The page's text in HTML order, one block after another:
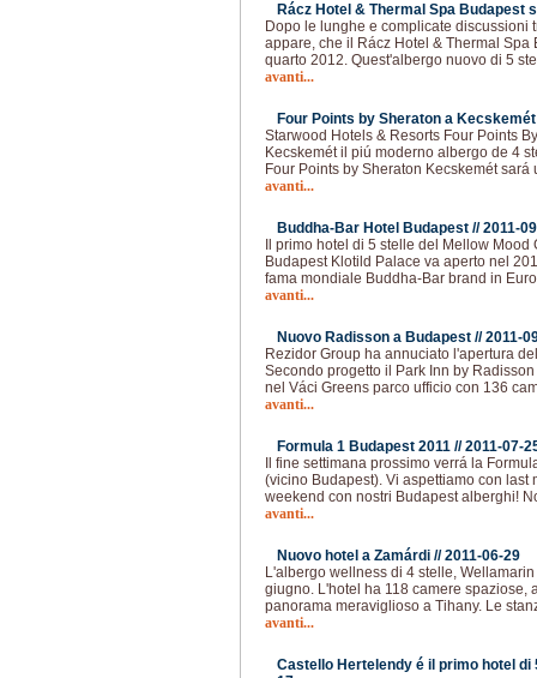
Rácz Hotel & Thermal Spa Budapest
Dopo le lunghe e complicate discussioni
appare, che il Rácz Hotel & Thermal
quarto 2012. Quest'albergo nuovo di 5
avanti...
Four Points by Sheraton a
Starwood Hotels & Resorts Four Points
Kecskemét il piú moderno albergo de 4
Four Points by Sheraton Kecskemét
avanti...
Buddha-Bar Hotel Budapest //2011-
Il primo hotel di 5 stelle del Mellow
Budapest Klotild Palace va aperto nel
fama mondiale Buddha-Bar brand in
avanti...
Nuovo Radisson a Budapest //2011-
Rezidor Group ha annuciato l'apertura
Secondo progetto il Park Inn by
nel Váci Greens parco ufficio con 136
avanti...
Formula 1 Budapest 2011 //2011-07-
Il fine settimana prossimo verrá la
(vicino Budapest). Vi aspettiamo con last
weekend con nostri Budapest alberghi!
avanti...
Nuovo hotel a Zamárdi //2011-06-29
L'albergo wellness di 4 stelle,
giugno. L'hotel ha 118 camere spaziose,
panorama meraviglioso a Tihany. Le
avanti...
Castello Hertelendy é il primo hotel